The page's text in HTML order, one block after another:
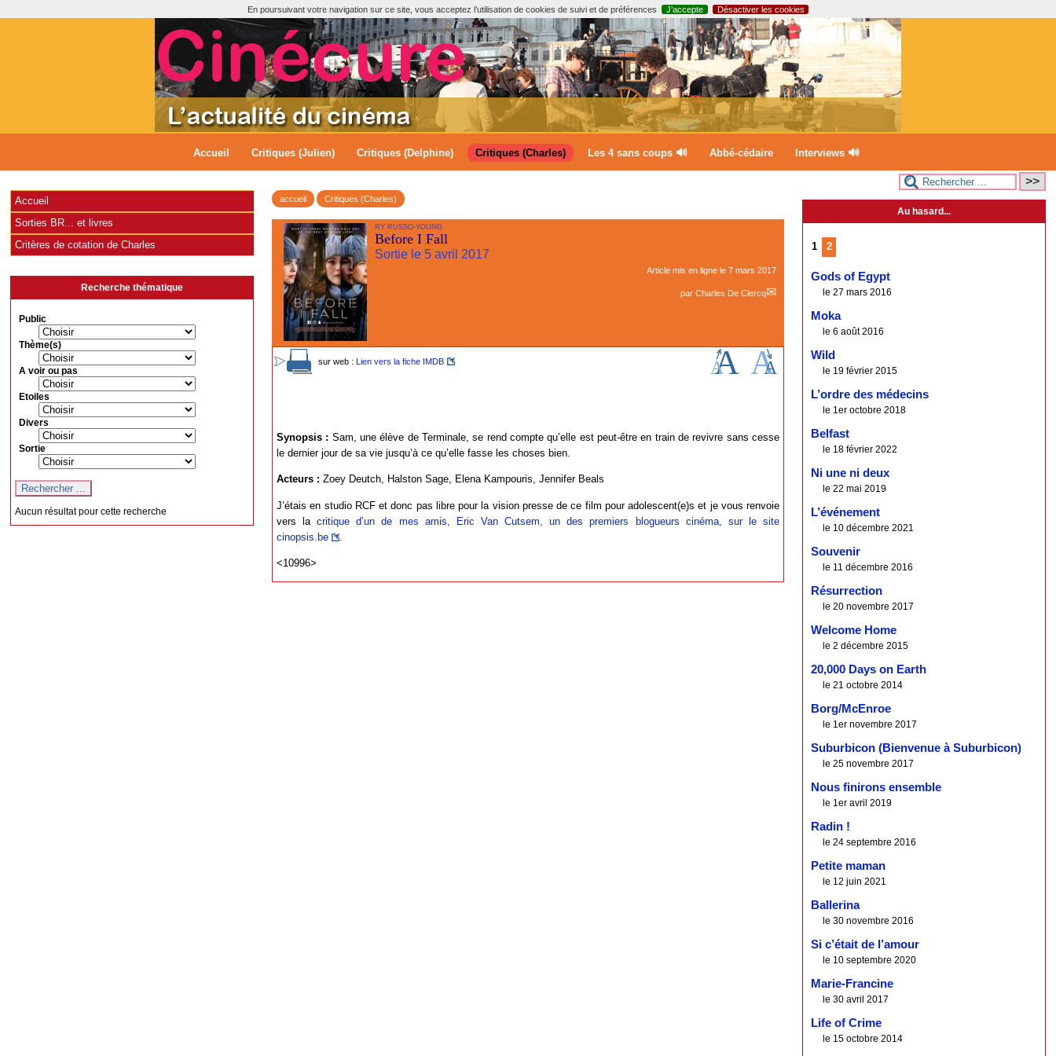
En poursuivant votre navigation sur ce site, vous acceptez l’utilisation de cookies de suivi et de préférences J’accepte Désactiver les cookies
Accueil Critiques (Julien) Critiques (Delphine) Critiques (Charles) Les 4 sans coups 🔊 Abbé-cédaire Interviews 🔊
accueil Critiques (Charles)
RY RUSSO-YOUNG
Before I Fall
Sortie le 5 avril 2017
Article mis en ligne le 7 mars 2017
par Charles De Clercq
sur web : Lien vers la fiche IMDB
Synopsis : Sam, une élève de Terminale, se rend compte qu’elle est peut-être en train de revivre sans cesse
le dernier jour de sa vie jusqu’à ce qu’elle fasse les choses bien.
Acteurs : Zoey Deutch, Halston Sage, Elena Kampouris, Jennifer Beals
J’étais en studio RCF et donc pas libre pour la vision presse de ce film pour adolescent(e)s et je vous renvoie
vers lacritique d’un de mes amis, Eric Van Cutsem, un des premiers blogueurs cinéma, sur le site
cinopsis.be
<10996>
Accueil
Sorties BR... et livres
Critères de cotation de Charles
Recherche thématique
Public
Thème(s)
A voir ou pas
Etoiles
Divers
Sortie
Aucun résultat pour cette recherche
Au hasard...
1 2
Gods of Egypt
le 27 mars 2016
Moka
le 6 août 2016
Wild
le 19 février 2015
L’ordre des médecins
le 1er octobre 2018
Belfast
le 18 février 2022
Ni une ni deux
le 22 mai 2019
L’événement
le 10 décembre 2021
Souvenir
le 11 décembre 2016
Résurrection
le 20 novembre 2017
Welcome Home
le 2 décembre 2015
20,000 Days on Earth
le 21 octobre 2014
Borg/McEnroe
le 1er novembre 2017
Suburbicon (Bienvenue à Suburbicon)
le 25 novembre 2017
Nous finirons ensemble
le 1er avril 2019
Radin !
le 24 septembre 2016
Petite maman
le 12 juin 2021
Ballerina
le 30 novembre 2016
Si c’était de l’amour
le 10 septembre 2020
Marie-Francine
le 30 avril 2017
Life of Crime
le 15 octobre 2014